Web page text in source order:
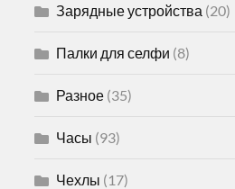
Зарядные устройства (20)
Палки для селфи (8)
Разное (35)
Часы (93)
Чехлы (17)